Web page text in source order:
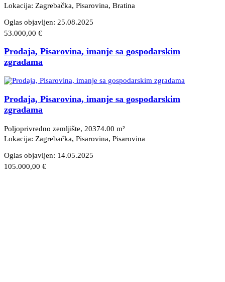
Lokacija: Zagrebačka, Pisarovina, Bratina
Oglas objavljen: 25.08.2025
53.000,00 €
Prodaja, Pisarovina, imanje sa gospodarskim
zgradama
Prodaja, Pisarovina, imanje sa gospodarskim
zgradama
Poljoprivredno zemljište, 20374.00 m²
Lokacija: Zagrebačka, Pisarovina, Pisarovina
Oglas objavljen: 14.05.2025
105.000,00 €